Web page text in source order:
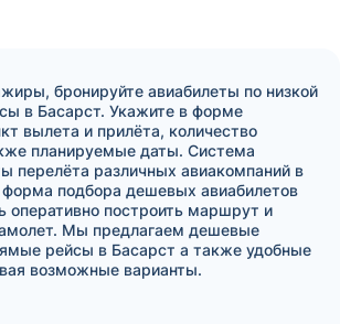
бронируйте авиабилеты по низкой
в Басарст. Укажите в форме
вылета и прилёта, количество
планируемые даты. Система
перелёта различных авиакомпаний в
форма подбора дешевых авиабилетов
оперативно построить маршрут и
Мы предлагаем дешевые
рейсы в Басарст а также удобные
возможные варианты.